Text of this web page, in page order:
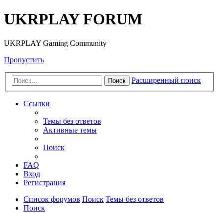
UKRPLAY FORUM
UKRPLAY Gaming Community
Пропустить
Поиск Расширенный поиск
Ссылки
Темы без ответов
Активные темы
Поиск
FAQ
Вход
Регистрация
Список форумов Поиск Темы без ответов
Поиск